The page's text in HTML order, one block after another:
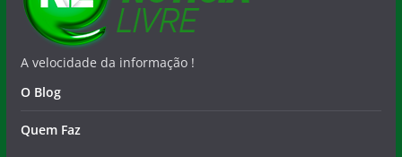
A velocidade da informação !
O Blog
Quem Faz